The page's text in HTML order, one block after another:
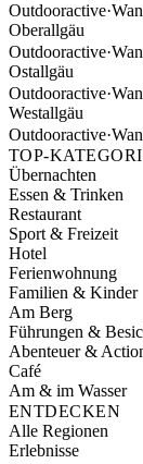
Outdooractive·
Oberallgäu
Outdooractive·
Ostallgäu
Outdooractive·
Westallgäu
Outdooractive·
TOP-
Übernachten
Essen & Trinken
Restaurant
Sport & Freizeit
Hotel
Ferienwohnung
Familien & Kinder
Am Berg
Führungen &
Abenteuer &
Café
Am & im Wasser
ENTDECKEN
Alle Regionen
Erlebnisse